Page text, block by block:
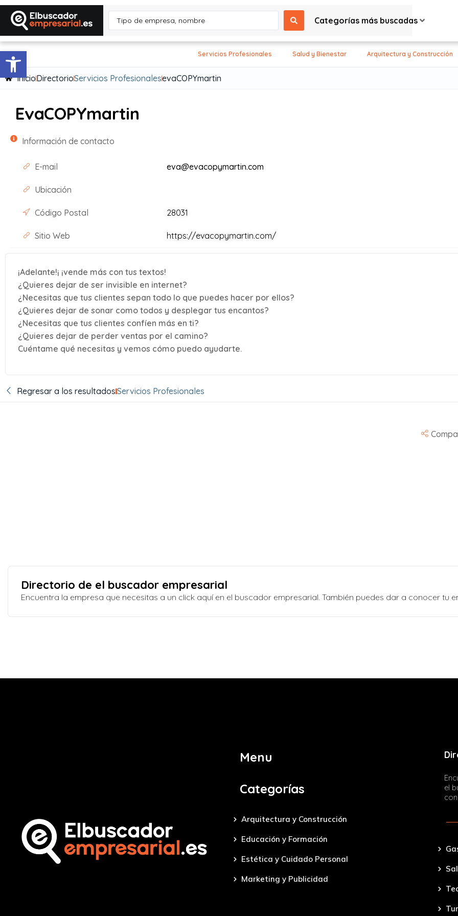
Abrir barra de herramientas
Categorías más buscadas
Servicios Profesionales Salud y Bienestar Arquitectura y Construcción
InicioDirectorioServicios ProfesionalesevaCOPYmartin
EvaCOPYmartin
Información de contacto
E-mail eva@evacopymartin.com
Ubicación
Código Postal 28031
Sitio Web https://evacopymartin.com/
¡Adelante!¡ ¡vende más con tus textos!
¿Quieres dejar de ser invisible en internet?
¿Necesitas que tus clientes sepan todo lo que puedes hacer por ellos?
¿Quieres dejar de sonar como todos y desplegar tus encantos?
¿Necesitas que tus clientes confíen más en ti?
¿Quieres dejar de perder ventas por el camino?
Cuéntame qué necesitas y vemos cómo puedo ayudarte.
Regresar a los resultadosServicios Profesionales
Directorio de el buscador empresarial
Encuentra la empresa que necesitas a un click aquí en el buscador empresarial. También puedes dar a conocer tu
Menu
Categorías
Arquitectura y Construcción
Educación y Formación
Estética y Cuidado Personal
Marketing y Publicidad
el